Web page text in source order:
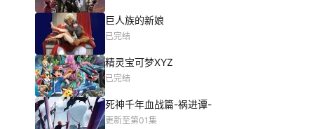
巨人族的新娘
已完结
精灵宝可梦XYZ
已完结
死神千年血战篇-祸进谭-
更新至第01集